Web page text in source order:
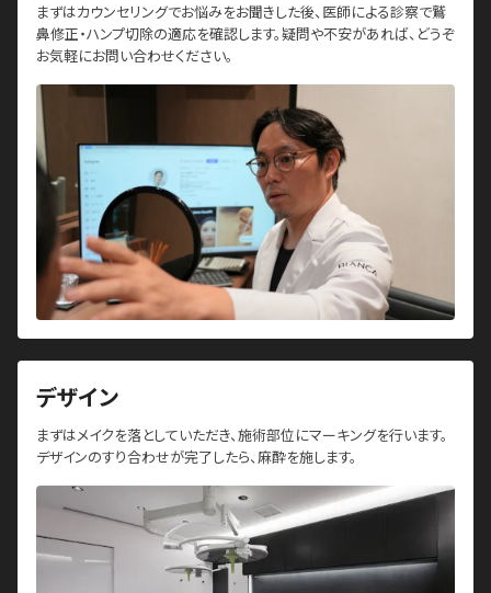
まずはカウンセリングでお悩みをお聞きした後、医師による診察で鷲
鼻修正・ハンプ切除の適応を確認します。疑問や不安があれば、どうぞ
お気軽にお問い合わせください。
デザイン
まずはメイクを落としていただき、施術部位にマーキングを行います。
デザインのすり合わせが完了したら、麻酔を施します。